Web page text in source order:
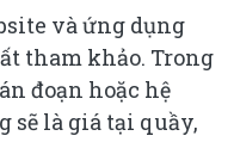
và ứng dụng
tham khảo. Trong
đoạn hoặc hệ
sẽ là giá tại quầy,